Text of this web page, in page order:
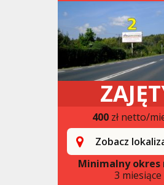
400zł netto/
Zobacz
Minimalny okres
3 miesiące